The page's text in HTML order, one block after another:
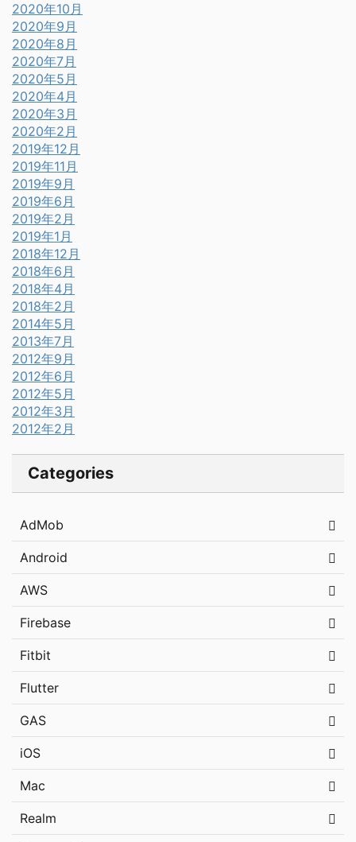
2020年10月
2020年9月
2020年8月
2020年7月
2020年5月
2020年4月
2020年3月
2020年2月
2019年12月
2019年11月
2019年9月
2019年6月
2019年2月
2019年1月
2018年12月
2018年6月
2018年4月
2018年2月
2014年5月
2013年7月
2012年9月
2012年6月
2012年5月
2012年3月
2012年2月
Categories
AdMob
Android
AWS
Firebase
Fitbit
Flutter
GAS
iOS
Mac
Realm